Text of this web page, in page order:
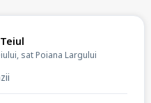
sat Poiana Largului